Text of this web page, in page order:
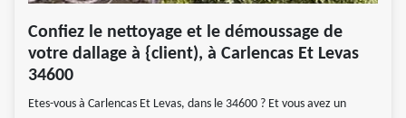
Confiez le nettoyage et le démoussage de
votre dallage à {client), à Carlencas Et Levas
34600
Etes-vous à Carlencas Et Levas, dans le 34600 ? Et vous avez un